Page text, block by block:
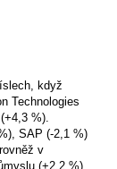
když
Technologies
%).
SAP (-2,1 %)
v
(+2,2 %)